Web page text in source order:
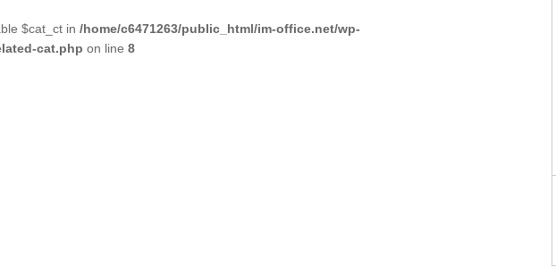
$cat_ct in /home/c6471263/public_html/im-office.net/wp-
cat.php on line 8